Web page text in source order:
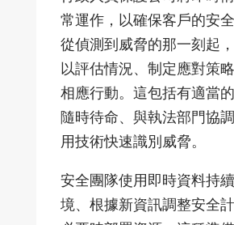
常運作，以確保客戶的安全
從偵測到威脅的那一刻起
以評估情況、制定應對策
相應行動。這包括有適當
隨時待命、與執法部門協
用技術快速識別威脅。
安全團隊使用即時資料持
境、根據新資訊調整安全